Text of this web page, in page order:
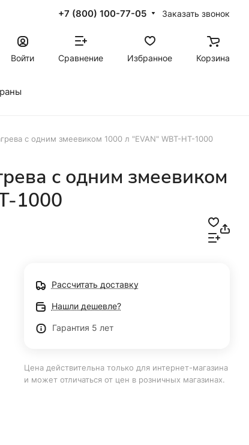
+7 (800) 100-77-05 Заказать звонок
Войти
Сравнение Избранное Корзина
с одним змеевиком 1000 л "EVAN" WBT-HT-1000
с одним змеевиком
1000
Рассчитать доставку
Нашли дешевле?
Гарантия 5 лет
Цена действительна только для интернет-магазина
и может отличаться от цен в розничных магазинах.